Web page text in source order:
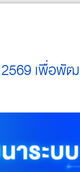
เพื่อพั